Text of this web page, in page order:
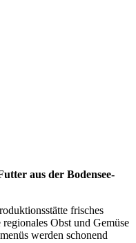
aus der Bodensee-
frisches
Obst und Gemüse
werden schonend